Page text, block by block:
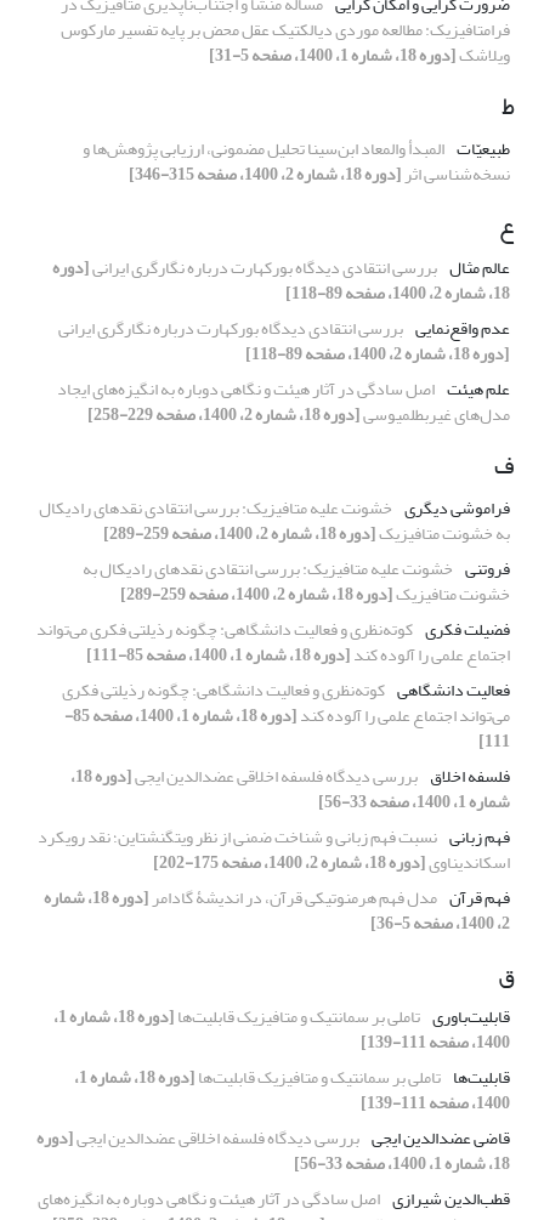
فرامتافیزیک: مطالعه‌‌ موردی دیالکتیک عقل محض بر پایه‌ تفسیر مارکوس
ویلاشک[دوره 18، شماره 1، 1400، صفحه 5-31]
ط
طبیعیّات المبدأ والمعاد ابن‌سینا تحلیل مضمونی، ارزیابی پژوهش‌ها و
نسخه‌شناسی اثر[دوره 18، شماره 2، 1400، صفحه 315-346]
ع
عالم مثال بررسی انتقادی دیدگاه بورکهارت درباره نگارگری ایرانی[دوره
18، شماره 2، 1400، صفحه 89-118]
عدم واقع‌نمایی بررسی انتقادی دیدگاه بورکهارت درباره نگارگری ایرانی
[دوره 18، شماره 2، 1400، صفحه 89-118]
علم هیئت اصل سادگی در آثار هیئت و نگاهی دوباره به انگیزه‌های ایجاد
مدل‌های غیربطلمیوسی[دوره 18، شماره 2، 1400، صفحه 229-258]
ف
فراموشی دیگری خشونت علیه متافیزیک: بررسی انتقادی نقدهای رادیکال
به خشونت متافیزیک[دوره 18، شماره 2، 1400، صفحه 259-289]
فروتنی خشونت علیه متافیزیک: بررسی انتقادی نقدهای رادیکال به
خشونت متافیزیک[دوره 18، شماره 2، 1400، صفحه 259-289]
فضیلت فکری کوته‌نظری و فعالیت دانشگاهی: چگونه رذیلتی فکری می‌تواند
اجتماع علمی را آلوده کند[دوره 18، شماره 1، 1400، صفحه 85-111]
فعالیت دانشگاهی کوته‌نظری و فعالیت دانشگاهی: چگونه رذیلتی فکری
می‌تواند اجتماع علمی را آلوده کند [دوره 18، شماره 1، 1400، صفحه 85-
111]
فلسفه اخلاق بررسی دیدگاه فلسفه اخلاقی عضدالدین ایجی [دوره 18،
شماره 1، 1400، صفحه 33-56]
فهم زبانی نسبت فهم زبانی و شناخت ضمنی از نظر ویتگنشتاین؛ نقد رویکرد
اسکاندیناوی[دوره 18، شماره 2، 1400، صفحه 175-202]
فهم قرآن مدل فهم هرمنوتیکی قرآن، در اندیشۀ گادامر [دوره 18، شماره
2، 1400، صفحه 5-36]
ق
قابلیت‌باوری تاملی بر سمانتیک و متافیزیک قابلیت‌ها [دوره 18، شماره 1،
1400، صفحه 111-139]
قابلیت‌ها تاملی بر سمانتیک و متافیزیک قابلیت‌ها [دوره 18، شماره 1،
1400، صفحه 111-139]
قاضی عضدالدین ایجی بررسی دیدگاه فلسفه اخلاقی عضدالدین ایجی[دوره
18، شماره 1، 1400، صفحه 33-56]
قطب‌الدین شیرازی اصل سادگی در آثار هیئت و نگاهی دوباره به انگیزه‌های